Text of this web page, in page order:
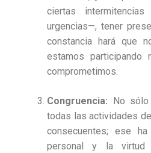
ciertas
urgencias—, tener
constancia hará que
estamos
comprometimos.
Congruencia: No
todas las actividades
consecuentes; ese
personal y la